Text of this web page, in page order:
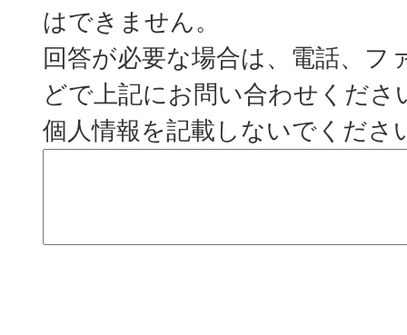
はできません。
回答が必要な場合は、電話、フ
どで上記にお問い合わせくださ
個人情報を記載しないでくださ